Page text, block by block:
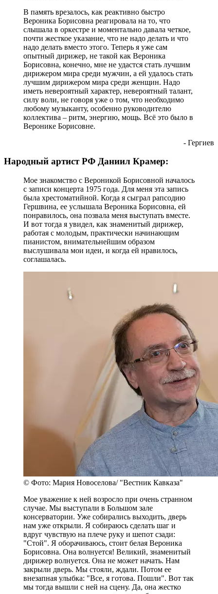
В память врезалось, как реактивно быстро
Вероника Борисовна реагировала на то, что
слышала в оркестре и моментально давала четкое,
почти жесткое указание, что не надо делать и что
надо делать вместо этого. Теперь я уже сам
опытный дирижер, не такой как Вероника
Борисовна, конечно, мне не удастся стать лучшим
дирижером мира среди мужчин, а ей удалось стать
лучшим дирижером мира среди женщин. Надо
иметь невероятный характер, невероятный талант,
силу воли, не говоря уже о том, что необходимо
любому музыканту, особенно руководителю
коллектива – ритм, энергию, мощь. Всё это было в
Веронике Борисовне.
- Гергиев
Народный артист РФ Даниил Крамер:
Мое знакомство с Вероникой Борисовной началось
с записи концерта 1975 года. Для меня эта запись
была хрестоматийной. Когда я сыграл рапсодию
Гершвина, ее услышала Вероника Борисовна, ей
понравилось, она позвала меня выступать вместе.
И вот тогда я увидел, как знаменитый дирижер,
работая с молодым, практически начинающим
пианистом, внимательнейшим образом
выслушивала мои идеи, и когда ей нравилось,
соглашалась.
© Фото: Мария Новоселова/ "Вестник Кавказа"
Мое уважение к ней возросло при очень странном
случае. Мы выступали в Большом зале
консерватории. Уже собирались выходить, дверь
нам уже открыли. Я собираюсь сделать шаг и
вдруг чувствую на плече руку и шепот сзади:
"Стой". Я оборачиваюсь, стоит белая Вероника
Борисовна. Она волнуется! Великий, знаменитый
дирижер волнуется. Она не может начать. Нам
закрыли дверь. Мы стояли, ждали. Потом ее
внезапная улыбка: "Все, я готова. Пошли". Вот так
мы тогда вышли с ней на сцену. Да, она жестко